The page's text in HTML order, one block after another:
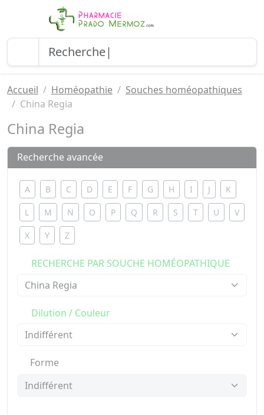
Accueil Homéopathie
Souches homéopathiques
China Regia
China Regia
Recherche avancée
A B C D E F G H I J K
L M N O P Q R S T U V
X Y Z
RECHERCHE PAR SOUCHE HOMÉOPATHIQUE
Dilution / Couleur
Forme